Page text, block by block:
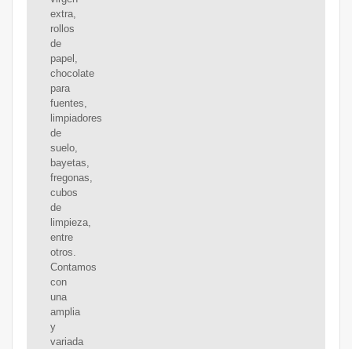
extra,
rollos
de
papel,
chocolate
para
fuentes,
limpiadores
de
suelo,
bayetas,
fregonas,
cubos
de
limpieza,
entre
otros.
Contamos
con
una
amplia
y
variada